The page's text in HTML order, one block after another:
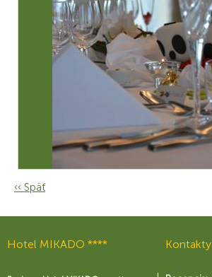
‹‹ Späť
Hotel MIKADO **** Kontakty